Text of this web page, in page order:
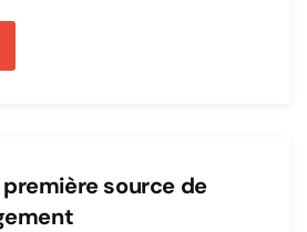
première source de